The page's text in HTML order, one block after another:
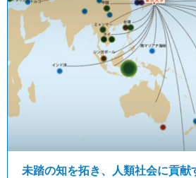
未踏の知を拓き、人類社会に貢献